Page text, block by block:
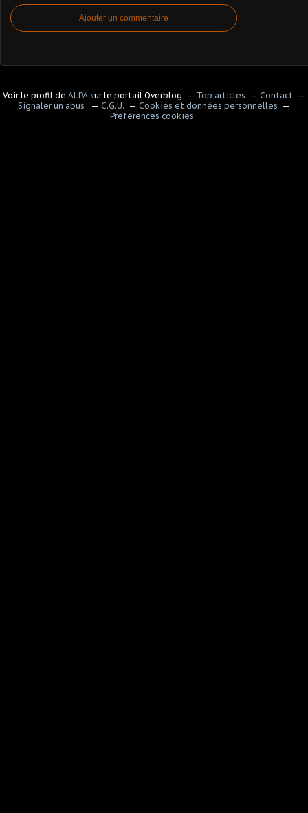
Ajouter un commentaire
Voir le profil de ALPA sur le portail Overblog Top articles
Contact
Signaler un abus
C.G.U.
Cookies et données personnelles
Préférences cookies